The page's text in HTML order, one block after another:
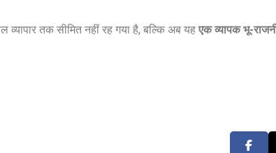
व्यापार तक सीमित नहीं रह गया है, बल्कि अब यह एक व्यापक भू-